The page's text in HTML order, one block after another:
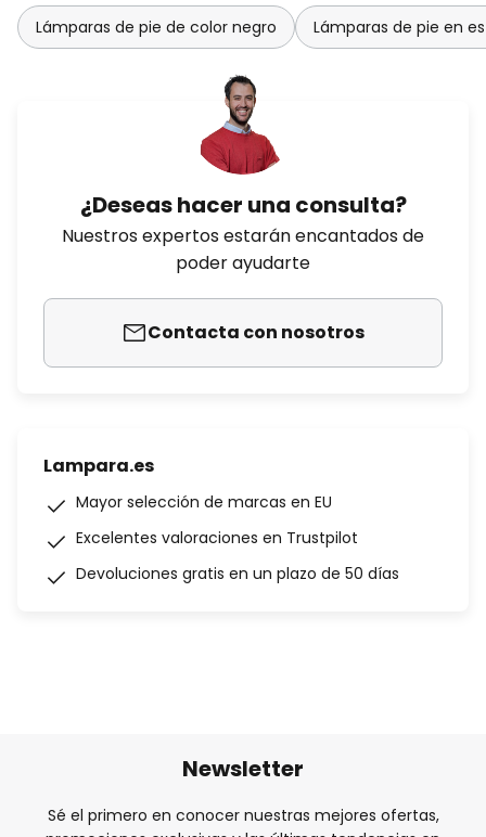
Lámparas de pie de color negro Lámparas de pie en
¿Deseas hacer una consulta?
Nuestros expertos estarán encantados de
poder ayudarte
Contacta con nosotros
Lampara.es
Mayor selección de marcas en EU
Excelentes valoraciones en Trustpilot
Devoluciones gratis en un plazo de 50 días
Newsletter
Sé el primero en conocer nuestras mejores ofertas,